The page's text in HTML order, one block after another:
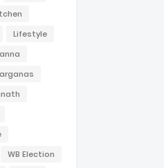
Lifestyle
WB Election